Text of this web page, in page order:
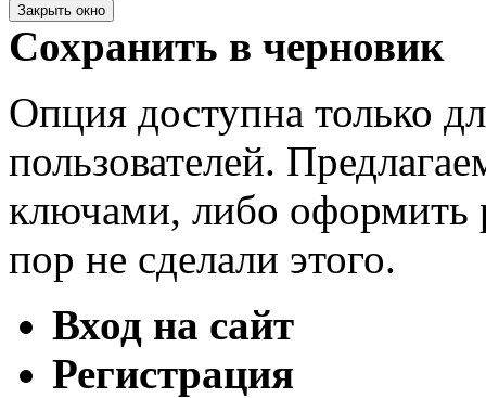
Закрыть окно
Сохранить в черновик
Опция доступна только
пользователей.
ключами, либо оформить
пор не сделали этого.
Вход на сайт
Регистрация